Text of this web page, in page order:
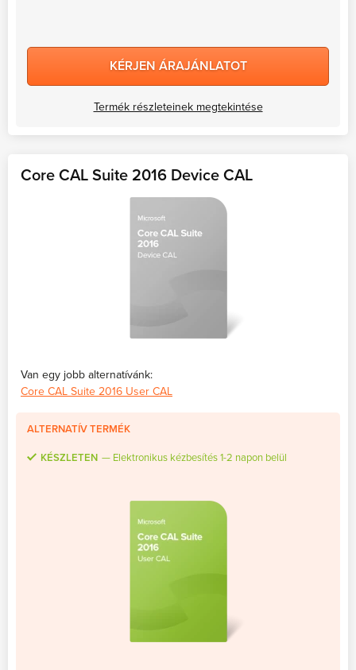
KÉRJEN ÁRAJÁNLATOT
Termék részleteinek megtekintése
Core CAL Suite 2016 Device CAL
Van egy jobb alternatívánk:
Core CAL Suite 2016 User CAL
ALTERNATÍV TERMÉK
KÉSZLETEN Elektronikus kézbesítés 1-2 napon belül